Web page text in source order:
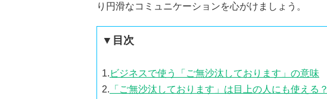
り円滑なコミュニケーションを心がけましょう。
▼目次
1. ビジネスで使う「ご無沙汰しております」の意味
2. 「ご無沙汰しております」は目上の人にも使える？